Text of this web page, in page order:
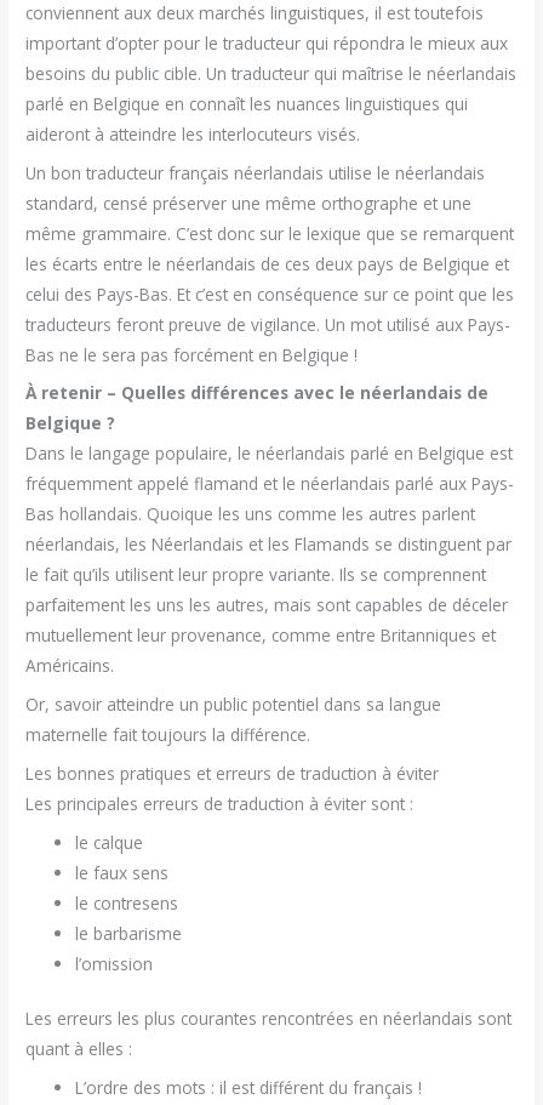
conviennent aux deux marchés linguistiques, il est toutefois
important d’opter pour le traducteur qui répondra le mieux aux
besoins du public cible. Un traducteur qui maîtrise le néerlandais
parlé en Belgique en connaît les nuances linguistiques qui
aideront à atteindre les interlocuteurs visés.
Un bon traducteur français néerlandais utilise le néerlandais
standard, censé préserver une même orthographe et une
même grammaire. C’est donc sur le lexique que se remarquent
les écarts entre le néerlandais de ces deux pays de Belgique et
celui des Pays-Bas. Et c’est en conséquence sur ce point que les
traducteurs feront preuve de vigilance. Un mot utilisé aux Pays-
Bas ne le sera pas forcément en Belgique !
À retenir – Quelles différences avec le néerlandais de
Belgique ?
Dans le langage populaire, le néerlandais parlé en Belgique est
fréquemment appelé flamand et le néerlandais parlé aux Pays-
Bas hollandais. Quoique les uns comme les autres parlent
néerlandais, les Néerlandais et les Flamands se distinguent par
le fait qu’ils utilisent leur propre variante. Ils se comprennent
parfaitement les uns les autres, mais sont capables de déceler
mutuellement leur provenance, comme entre Britanniques et
Américains.
Or, savoir atteindre un public potentiel dans sa langue
maternelle fait toujours la différence.
Les bonnes pratiques et erreurs de traduction à éviter
Les principales erreurs de traduction à éviter sont :
le calque
le faux sens
le contresens
le barbarisme
l’omission
Les erreurs les plus courantes rencontrées en néerlandais sont
quant à elles :
L’ordre des mots : il est différent du français !